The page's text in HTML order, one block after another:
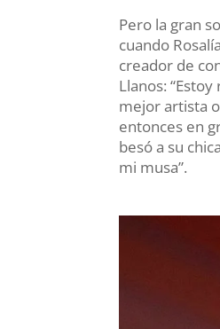
Pero la gran
cuando
creador de
Llanos:
mejor artista
entonces en
besó a su
mi musa”.